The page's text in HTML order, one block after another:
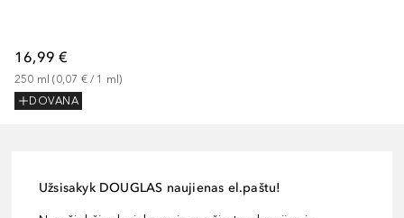
16,99 €
250 ml (0,07 € / 1 ml)
DOVANA
Užsisakyk DOUGLAS naujienas el.paštu!